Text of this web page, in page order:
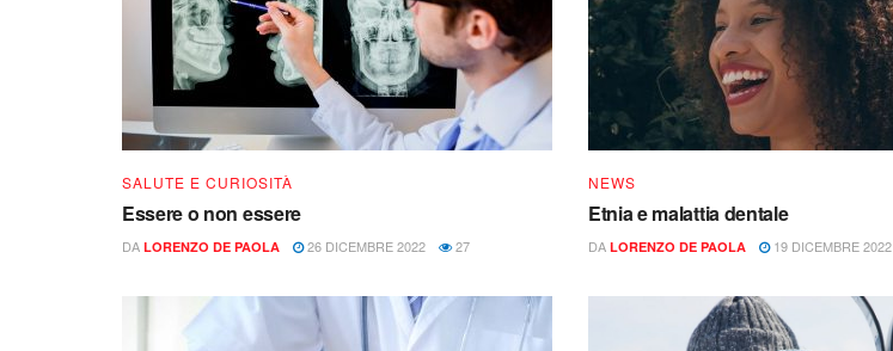
SALUTE E CURIOSITÀ
Essere o non essere
DA LORENZO DE PAOLA 26 DICEMBRE 2022 27
NEWS
Etnia e malattia dentale
DA LORENZO DE PAOLA 19 DICEMBRE 2022